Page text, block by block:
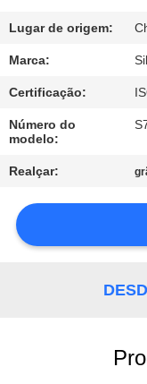
PEÇA
UMAS
CITAÇÕES
MAPA
DO
SITE
PRIVACY
Lugar de origem:
Marca:
Certificação:
Número do
modelo:
Realçar: